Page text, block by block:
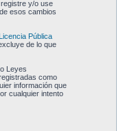
y/o use
esos cambios
Pública
de lo que
Leyes
como
información que
cualquier intento